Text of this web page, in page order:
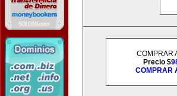
COMPRAR
Precio $
COMPRAR